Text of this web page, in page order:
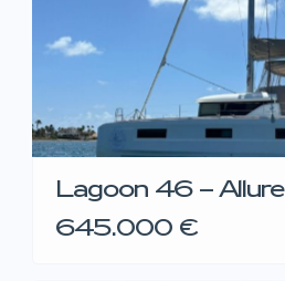
Lagoon 46 – Allure
645.000 €